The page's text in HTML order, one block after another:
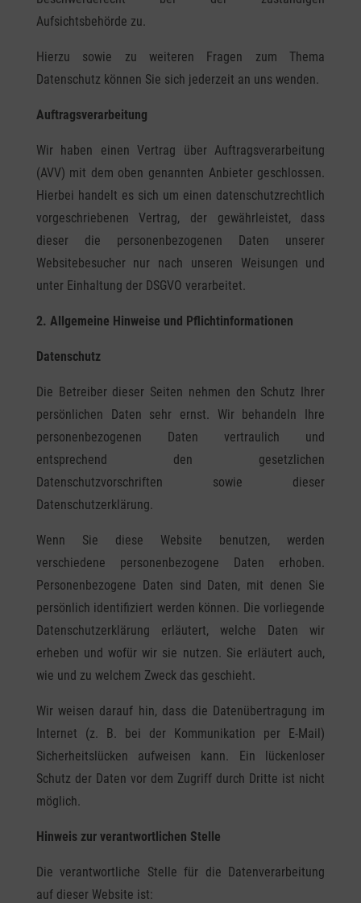
Aufsichtsbehörde zu.
Hierzu sowie zu weiteren Fragen zum Thema
Datenschutz können Sie sich jederzeit an uns wenden.
Auftragsverarbeitung
Wir haben einen Vertrag über Auftragsverarbeitung
(AVV) mit dem oben genannten Anbieter geschlossen.
Hierbei handelt es sich um einen datenschutzrechtlich
vorgeschriebenen Vertrag, der gewährleistet, dass
dieser die personenbezogenen Daten unserer
Websitebesucher nur nach unseren Weisungen und
unter Einhaltung der DSGVO verarbeitet.
2. Allgemeine Hinweise und Pflicht­informationen
Datenschutz
Die Betreiber dieser Seiten nehmen den Schutz Ihrer
persönlichen Daten sehr ernst. Wir behandeln Ihre
personenbezogenen Daten vertraulich und
entsprechend den gesetzlichen
Datenschutzvorschriften sowie dieser
Datenschutzerklärung.
Wenn Sie diese Website benutzen, werden
verschiedene personenbezogene Daten erhoben.
Personenbezogene Daten sind Daten, mit denen Sie
persönlich identifiziert werden können. Die vorliegende
Datenschutzerklärung erläutert, welche Daten wir
erheben und wofür wir sie nutzen. Sie erläutert auch,
wie und zu welchem Zweck das geschieht.
Wir weisen darauf hin, dass die Datenübertragung im
Internet (z. B. bei der Kommunikation per E-Mail)
Sicherheitslücken aufweisen kann. Ein lückenloser
Schutz der Daten vor dem Zugriff durch Dritte ist nicht
möglich.
Hinweis zur verantwortlichen Stelle
Die verantwortliche Stelle für die Datenverarbeitung
auf dieser Website ist: